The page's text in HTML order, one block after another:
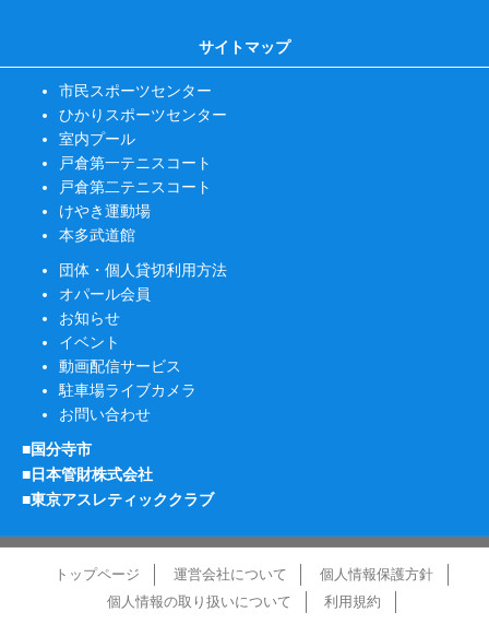
サイトマップ
市民スポーツセンター
ひかりスポーツセンター
室内プール
戸倉第一テニスコート
戸倉第二テニスコート
けやき運動場
本多武道館
団体・個人貸切利用方法
オパール会員
お知らせ
イベント
動画配信サービス
駐車場ライブカメラ
お問い合わせ
■国分寺市
■日本管財株式会社
■東京アスレティッククラブ
トップページ 運営会社について
個人情報保護方針
個人情報の取り扱いについて
利用規約